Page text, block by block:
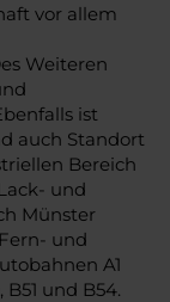
vor allem
Weiteren
ist
auch Standort
Bereich
und
Münster
und
A1
und B54.